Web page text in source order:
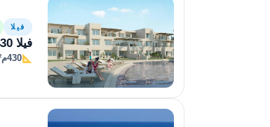
فيلا
فيلا 430م في الساحل الشمالى في هاسيندا ويست
430م²